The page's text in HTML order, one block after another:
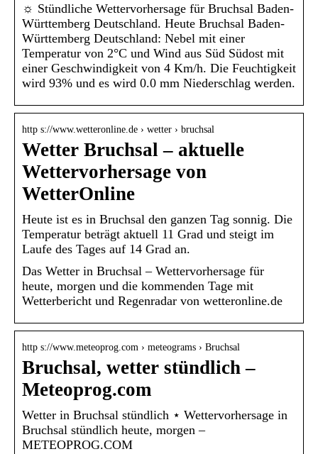
☼ Stündliche Wettervorhersage für Bruchsal Baden-
Württemberg Deutschland. Heute Bruchsal Baden-
Württemberg Deutschland: Nebel mit einer
Temperatur von 2°C und Wind aus Süd Südost mit
einer Geschwindigkeit von 4 Km/h. Die Feuchtigkeit
wird 93% und es wird 0.0 mm Niederschlag werden.
http s://www.wetteronline.de › wetter › bruchsal
Wetter Bruchsal – aktuelle
Wettervorhersage von
WetterOnline
Heute ist es in Bruchsal den ganzen Tag sonnig. Die
Temperatur beträgt aktuell 11 Grad und steigt im
Laufe des Tages auf 14 Grad an.
Das Wetter in Bruchsal – Wettervorhersage für
heute, morgen und die kommenden Tage mit
Wetterbericht und Regenradar von wetteronline.de
http s://www.meteoprog.com › meteograms › Bruchsal
Bruchsal, wetter stündlich –
Meteoprog.com
Wetter in Bruchsal stündlich ⋆ Wettervorhersage in
Bruchsal stündlich heute, morgen –
METEOPROG.COM